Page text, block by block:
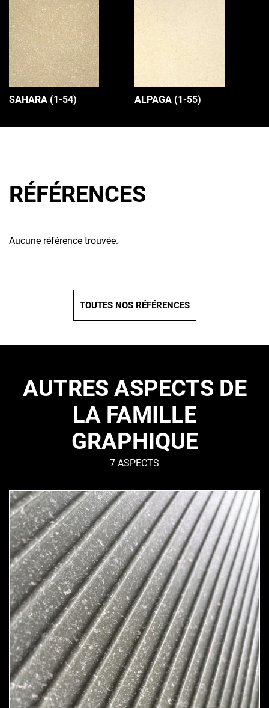
SAHARA (1-54) ALPAGA (1-55)
RÉFÉRENCES
Aucune référence trouvée.
TOUTES NOS RÉFÉRENCES
AUTRES ASPECTS DE
LA FAMILLE
GRAPHIQUE
7 ASPECTS
GIULIANA
–
Graphique